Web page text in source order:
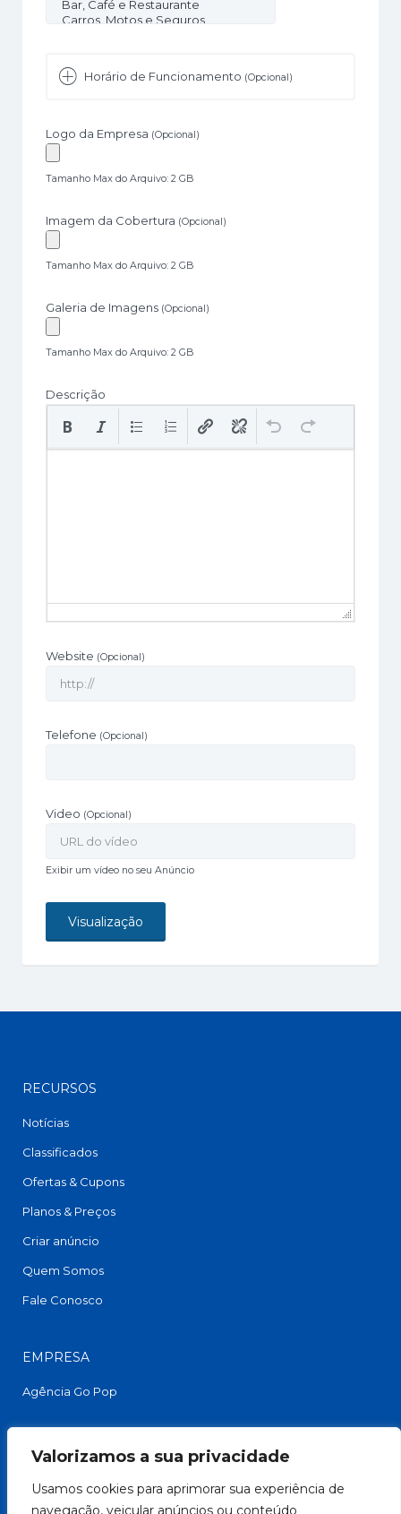
Valorizamos a sua privacidade
Usamos cookies para aprimorar sua experiência de
navegação, veicular anúncios ou conteúdo
Horário de Funcionamento (Opcional)
Logo da Empresa (Opcional)
Tamanho Max do Arquivo: 2 GB
Imagem da Cobertura (Opcional)
Tamanho Max do Arquivo: 2 GB
Galeria de Imagens (Opcional)
Tamanho Max do Arquivo: 2 GB
Descrição
Website (Opcional)
Telefone (Opcional)
Video (Opcional)
Exibir um vídeo no seu Anúncio
RECURSOS
Notícias
Classificados
Ofertas & Cupons
Planos & Preços
Criar anúncio
Quem Somos
Fale Conosco
EMPRESA
Agência Go Pop
FACEBOOK